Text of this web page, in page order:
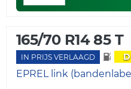
165/70 R14 85 T
IN PRIJS VERLAAGD D
EPREL link